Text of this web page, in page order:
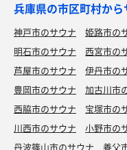
兵庫県の市区町村か
神戸市のサウナ 姫路市の
明石市のサウナ
西宮市の
芦屋市のサウナ
伊丹市の
豊岡市のサウナ
加古川市
西脇市のサウナ
宝塚市の
川西市のサウナ
小野市の
丹波篠山市のサウナ
養父